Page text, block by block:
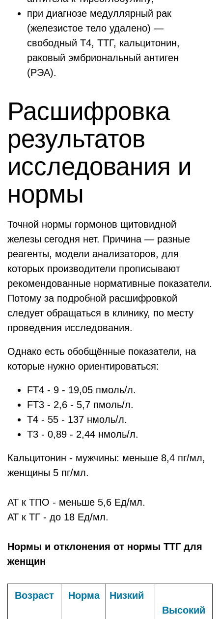
при диагнозе медуллярный рак
(железистое тело удалено) —
свободный Т4, ТТГ, кальцитонин,
раковый эмбриональный антиген
(РЭА).
Расшифровка
результатов
исследования и
нормы
Точной нормы гормонов щитовидной
железы сегодня нет. Причина — разные
реагенты, модели анализаторов, для
которых производители прописывают
рекомендованные нормативные показатели.
Потому за подробной расшифровкой
следует обращаться в клинику, по месту
проведения исследования.
Однако есть обобщённые показатели, на
которые нужно ориентироваться:
FT4 - 9 - 19,05 пмоль/л.
FT3 - 2,6 - 5,7 пмоль/л.
T4 - 55 - 137 нмоль/л.
T3 - 0,89 - 2,44 нмоль/л.
Кальцитонин - мужчины: меньше 8,4 пг/мл,
женщины 5 пг/мл.
АТ к ТПО - меньше 5,6 Ед/мл.
АТ к ТГ - до 18 Ед/мл.
Нормы и отклонения от нормы ТТГ для
женщин
Возраст Норма
Низкий
Высокий